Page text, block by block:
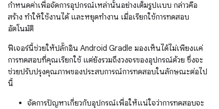
กำหนดค่าเพื่อจัดการอุปกรณ์เหล่านั้นอย่างเต็มรูปแบบ กล่าวคือ
สร้าง ทำให้ใช้งานได้ และหยุดทำงาน เมื่อเรียกใช้การทดสอบ
อัตโนมัติ
ฟีเจอร์นี้ช่วยให้ปลั๊กอิน Android Gradle มองเห็นได้ไม่เพียงแค่
การทดสอบที่คุณเรียกใช้ แต่ยังรวมถึงวงจรของอุปกรณ์ด้วย ซึ่งจะ
ช่วยปรับปรุงคุณภาพของประสบการณ์การทดสอบในลักษณะต่อไป
นี้
จัดการปัญหาเกี่ยวกับอุปกรณ์เพื่อให้แน่ใจว่าการทดสอบจะ